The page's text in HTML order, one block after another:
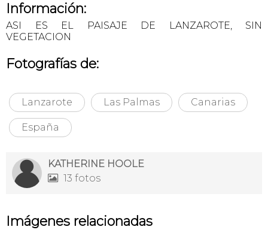
Información:
ASI ES EL PAISAJE DE LANZAROTE, SIN
VEGETACION
Fotografías de:
Lanzarote Las Palmas Canarias
España
KATHERINE HOOLE
 13 fotos
Imágenes relacionadas